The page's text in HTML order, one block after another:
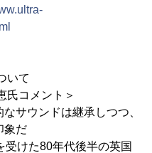
いて
氏コメント＞
サウンドは継承しつつ、
象だ
受けた80年代後半の英国